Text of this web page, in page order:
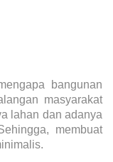
bangunan
masyarakat
lahan dan adanya
membuat